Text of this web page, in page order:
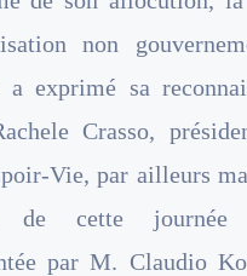
non
a exprimé sa
Crasso,
Vie, par ailleurs
de cette journée
par M. Claudio